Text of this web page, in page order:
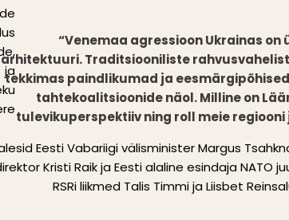
ja
“Venemaa agressioon Ukrainas
Traditsiooniliste
tekkimas paindlikumad ja
tahtekoalitsioonide näol. Milline on
tulevikuperspektiiv ning roll meie
Eesti Vabariigi välisminister Margus
Kristi Raik ja Eesti alaline esindaja NATO
RSRi liikmed Talis Timmi ja Liisbet